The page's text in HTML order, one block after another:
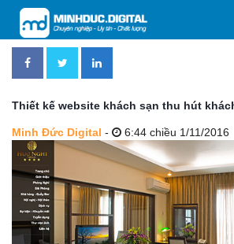
Thiết kế website khách sạn thu hút
Minh Đức Digital - 6:44 chiều 1/11/2016